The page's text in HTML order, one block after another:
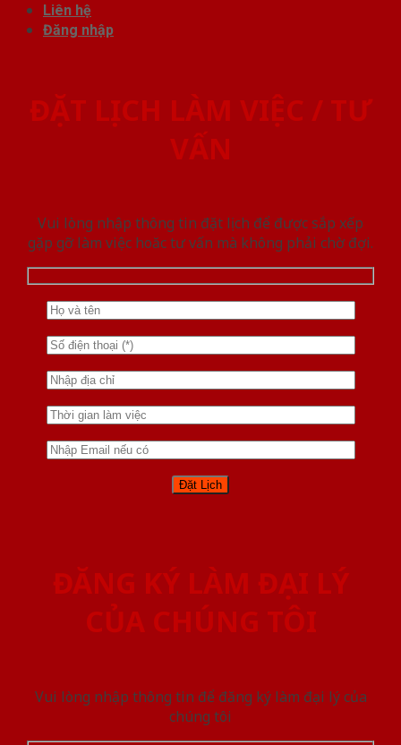
Liên hệ
Đăng nhập
ĐẶT LỊCH LÀM VIỆC / TƯ
VẤN
Vui lòng nhập thông tin đặt lịch để được sắp xếp
gặp gỡ làm việc hoăc tư vấn mà không phải chờ đợi.
ĐĂNG KÝ LÀM ĐẠI LÝ
CỦA CHÚNG TÔI
Vui lòng nhập thông tin để đăng ký làm đại lý của
chúng tôi